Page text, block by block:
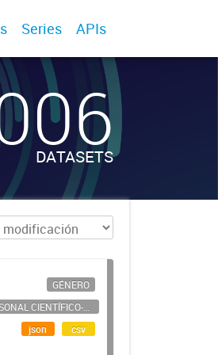
Series APIs
DATASETS
GÉNERO
PERSONAL CIENTÍFICO-TECNOLÓGICO
json
csv